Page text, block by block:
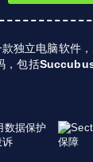
独立电脑软件
，包括